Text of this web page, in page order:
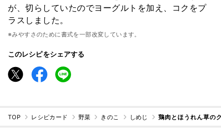
が、切らしていたのでヨーグルトを加え、コクをプ
ラスしました。
※みやすさのために書式を一部改変しています。
このレシピをシェアする
TOP レシピカード 野菜 きのこ しめじ 鶏肉とほうれん草の